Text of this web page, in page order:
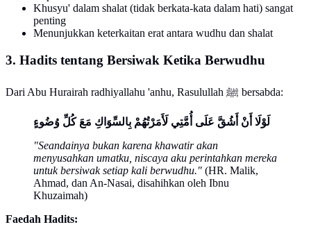
Khusyu' dalam shalat (tidak berkata-kata dalam hati) sangat
penting
Menunjukkan keterkaitan erat antara wudhu dan shalat
3. Hadits tentang Bersiwak Ketika Berwudhu
Dari Abu Hurairah radhiyallahu 'anhu, Rasulullah ﷺ bersabda:
لَوْلَا أَنْ أَشُقَّ عَلَى أُمَّتِي لَأَمَرْتُهُمْ بِالسِّوَاكِ مَعَ كُلِّ وُضُوءٍ
"Seandainya bukan karena khawatir akan
menyusahkan umatku, niscaya aku perintahkan mereka
untuk bersiwak setiap kali berwudhu." (HR. Malik,
Ahmad, dan An-Nasai, disahihkan oleh Ibnu
Khuzaimah)
Faedah Hadits: